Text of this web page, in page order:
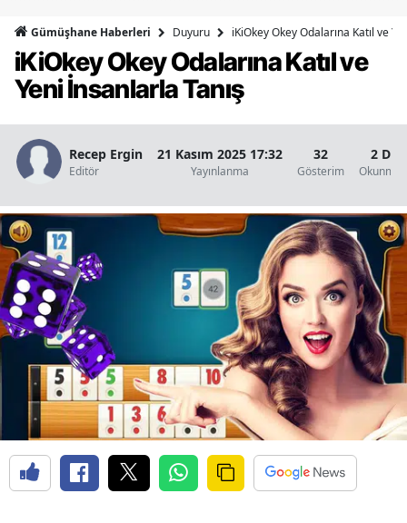
Bingöl
Bitlis
Burdur
Bursa
Çanakkale
Çankırı
Çorum
Denizli
Diyarbakır
Edirne
Elazığ
Gümüşhane Haberleri Duyuru iKiOkey Okey Odalarına Katıl ve
iKiOkey Okey Odalarına Katıl ve
Yeni İnsanlarla Tanış
Recep Ergin
Editör
21 Kasım 2025 17:32
Yayınlanma
32
Gösterim
2
Okunma